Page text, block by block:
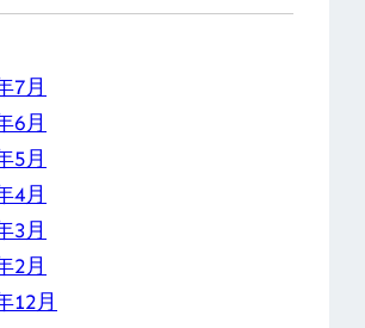
7月
6月
5月
4月
3月
2月
12月